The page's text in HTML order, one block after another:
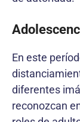
En este
diferentes
reconozcan